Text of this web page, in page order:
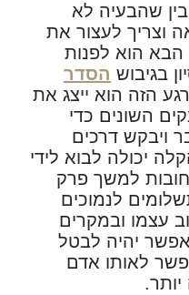
שהבעיה לא
לעצור את
הוא לפנות
בגיבושהסדר
הוא ייצג את
השונים כדי
דרכים
יכולה לבוא לידי
למשך פרק
לנמוכים
ובמקרים
יהיה לבטל
לאותו אדם